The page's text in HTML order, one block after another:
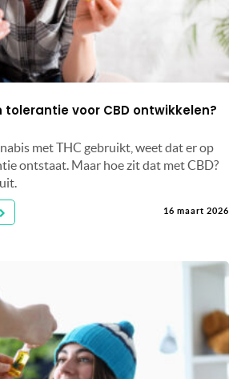
tolerantie voor CBD ontwikkelen?
met THC gebruikt, weet dat er op
ontstaat. Maar hoe zit dat met CBD?
16 maart 2026